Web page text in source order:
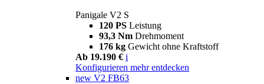
Panigale V2 S
120 PS Leistung
93,3 Nm Drehmoment
176 kg Gewicht ohne Kraftstoff
Ab 19.190 € i
Konfigurieren mehr entdecken
new V2 FB63